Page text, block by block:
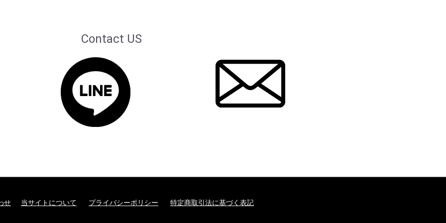
Contact US
せ 当サイトについて プライバシーポリシー 特定商取引法に基づく表記